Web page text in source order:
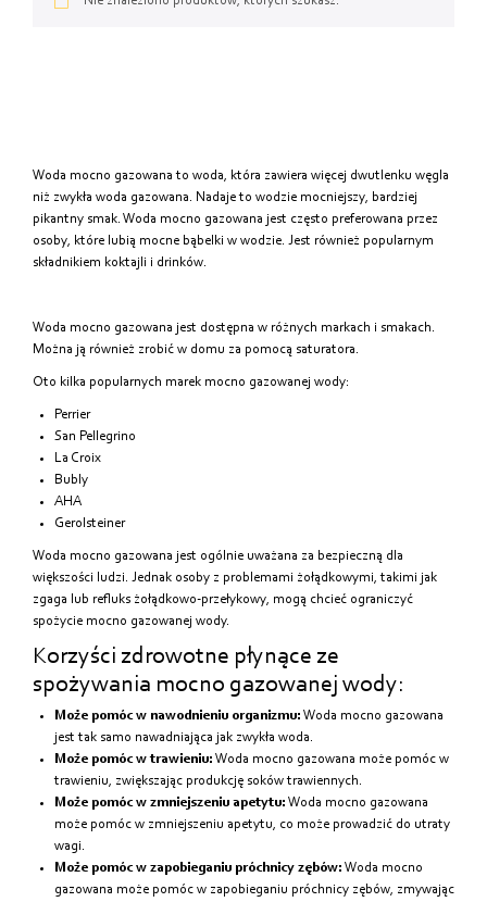
Woda mocno gazowana to woda, która zawiera więcej dwutlenku węgla
niż zwykła woda gazowana. Nadaje to wodzie mocniejszy, bardziej
pikantny smak. Woda mocno gazowana jest często preferowana przez
osoby, które lubią mocne bąbelki w wodzie. Jest również popularnym
składnikiem koktajli i drinków.
Woda mocno gazowana jest dostępna w różnych markach i smakach.
Można ją również zrobić w domu za pomocą saturatora.
Oto kilka popularnych marek mocno gazowanej wody:
Perrier
San Pellegrino
La Croix
Bubly
AHA
Gerolsteiner
Woda mocno gazowana jest ogólnie uważana za bezpieczną dla
większości ludzi. Jednak osoby z problemami żołądkowymi, takimi jak
zgaga lub refluks żołądkowo-przełykowy, mogą chcieć ograniczyć
spożycie mocno gazowanej wody.
Korzyści zdrowotne płynące ze
spożywania mocno gazowanej wody:
Może pomóc w nawodnieniu organizmu: Woda mocno gazowana
jest tak samo nawadniająca jak zwykła woda.
Może pomóc w trawieniu: Woda mocno gazowana może pomóc w
trawieniu, zwiększając produkcję soków trawiennych.
Może pomóc w zmniejszeniu apetytu: Woda mocno gazowana
może pomóc w zmniejszeniu apetytu, co może prowadzić do utraty
wagi.
Może pomóc w zapobieganiu próchnicy zębów: Woda mocno
gazowana może pomóc w zapobieganiu próchnicy zębów, zmywając